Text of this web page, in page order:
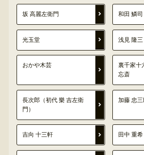
坂 高麗左衛門 和田 鱗司
光玉堂 浅見 隆三
おかや木芸
裏千家十
忘斎
長次郎（初代 樂 吉左衛
門）
加藤 忠三
吉向 十三軒 田中 重希